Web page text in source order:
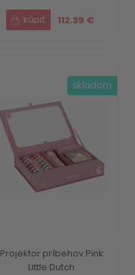
112.39 €
Projektor príbehov Pink
Little Dutch
skladom